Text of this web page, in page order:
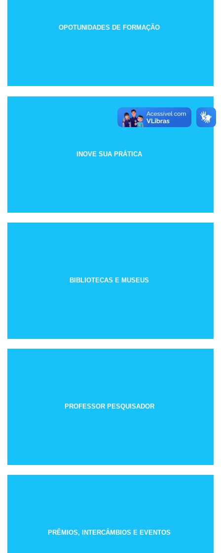
OPOTUNIDADES DE FORMAÇÃO
INOVE SUA PRÁTICA
BIBLIOTECAS E MUSEUS
PROFESSOR PESQUISADOR
PRÊMIOS, INTERCÂMBIOS E EVENTOS